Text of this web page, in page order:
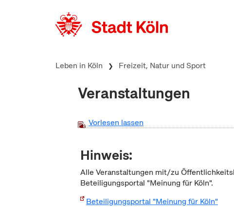
Leben in Köln Freizeit, Natur und Sport
Veranstaltungen
Vorlesen lassen
Hinweis:
Alle Veranstaltungen mit/zu
Beteiligungsportal "Meinung für Köln".
Beteiligungsportal "Meinung für Köln"